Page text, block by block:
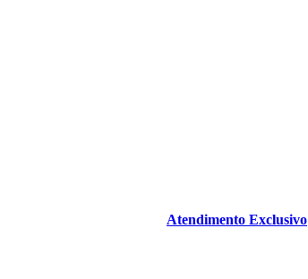
Atendimento Exclusivo